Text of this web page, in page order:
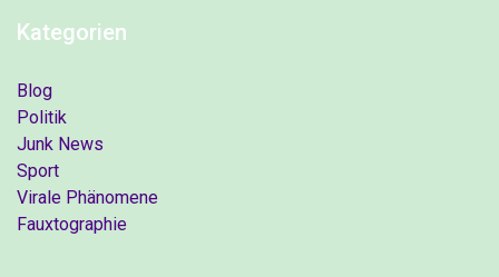
Kategorien
Blog
Politik
Junk News
Sport
Virale Phänomene
Fauxtographie